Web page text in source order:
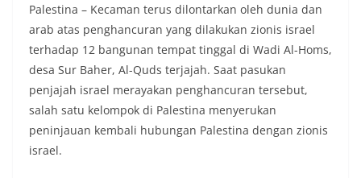
Palestina – Kecaman terus dilontarkan oleh dunia dan
arab atas penghancuran yang dilakukan zionis israel
terhadap 12 bangunan tempat tinggal di Wadi Al-Homs,
desa Sur Baher, Al-Quds terjajah. Saat pasukan
penjajah israel merayakan penghancuran tersebut,
salah satu kelompok di Palestina menyerukan
peninjauan kembali hubungan Palestina dengan zionis
israel.